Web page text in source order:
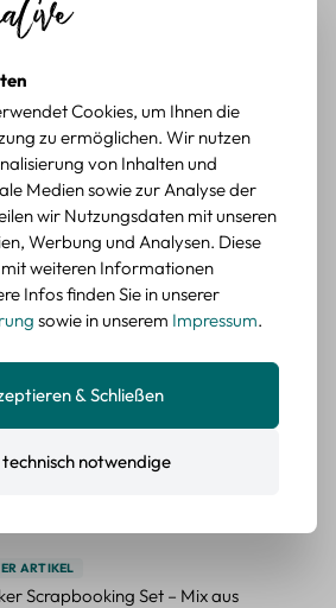
Wald- und Tiermotiven
von 5 von 5 Sternen
diesen Monat Verifizierter Kauf
zu meinen Büchern, würde sie
Sticker Set – 45 Stück mit 15
Motive
ARTIKEL
Scrapbooking Set – Mix aus
Cookies, um Ihnen die
zu ermöglichen. Wir nutzen
von Inhalten und
Medien sowie zur Analyse der
wir Nutzungsdaten mit unseren
Werbung und Analysen. Diese
weiteren Informationen
Infos finden Sie in unserer
sowie in unserem Impressum.
notwendige
& Schließen